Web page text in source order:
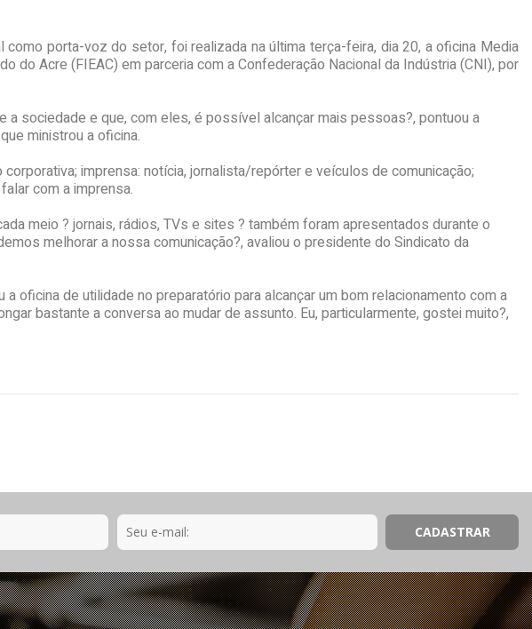
porta-voz do setor, foi realizada na última terça-feira, dia 20, a oficina Media
do Acre (FIEAC) em parceria com a Confederação Nacional da Indústria (CNI), por
sociedade e que, com eles, é possível alcançar mais pessoas?, pontuou a
ministrou a oficina.
imprensa: notícia, jornalista/repórter e veículos de comunicação;
com a imprensa.
meio ? jornais, rádios, TVs e sites ? também foram apresentados durante o
melhorar a nossa comunicação?, avaliou o presidente do Sindicato da
oficina de utilidade no preparatório para alcançar um bom relacionamento com a
bastante a conversa ao mudar de assunto. Eu, particularmente, gostei muito?,